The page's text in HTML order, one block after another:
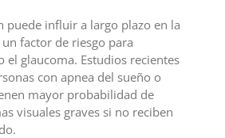
influir a largo plazo en la
factor de riesgo para
el glaucoma. Estudios recientes
con apnea del sueño o
mayor probabilidad de
visuales graves si no reciben